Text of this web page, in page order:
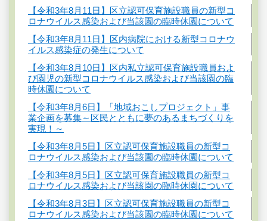
【令和3年8月11日】区立認可保育施設職員の新型コ
ロナウイルス感染および当該園の臨時休園について
【令和3年8月11日】区内病院における新型コロナウ
イルス感染症の発生について
【令和3年8月10日】区内私立認可保育施設職員およ
び園児の新型コロナウイルス感染および当該園の臨
時休園について
【令和3年8月6日】「地域おこしプロジェクト」事
業企画を募集～区民とともに夢のあるまちづくりを
実現！～
【令和3年8月5日】区立認可保育施設職員の新型コ
ロナウイルス感染および当該園の臨時休園について
【令和3年8月5日】区立認可保育施設職員の新型コ
ロナウイルス感染および当該園の臨時休園について
【令和3年8月3日】区立認可保育施設職員の新型コ
ロナウイルス感染および当該園の臨時休園について